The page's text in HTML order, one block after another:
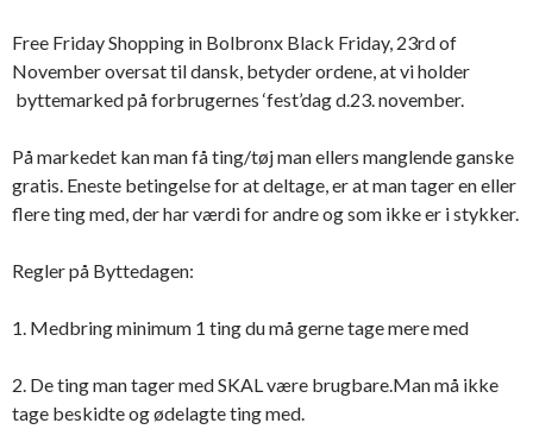
Free Friday Shopping in Bolbronx Black Friday, 23rd of
November oversat til dansk, betyder ordene, at vi holder
byttemarked på forbrugernes ‘fest’dag d.23. november.
På markedet kan man få ting/tøj man ellers manglende ganske
gratis. Eneste betingelse for at deltage, er at man tager en eller
flere ting med, der har værdi for andre og som ikke er i stykker.
Regler på Byttedagen:
1. Medbring minimum 1 ting du må gerne tage mere med
2. De ting man tager med SKAL være brugbare.Man må ikke
tage beskidte og ødelagte ting med.